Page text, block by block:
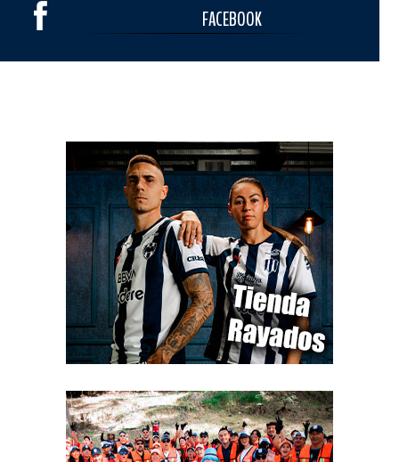
FACEBOOK